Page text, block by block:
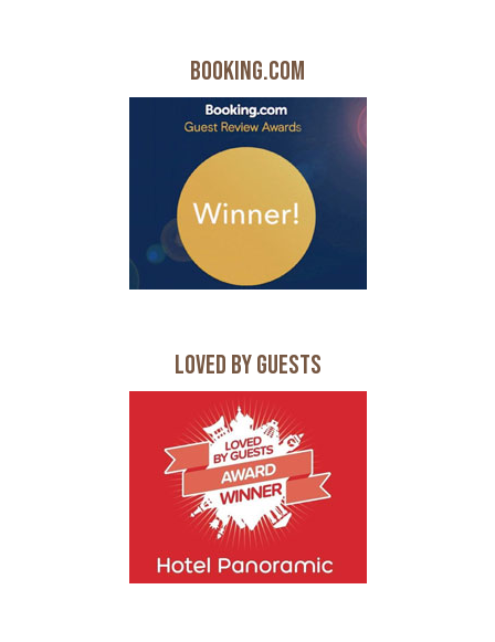
Booking.com
Loved by Guests